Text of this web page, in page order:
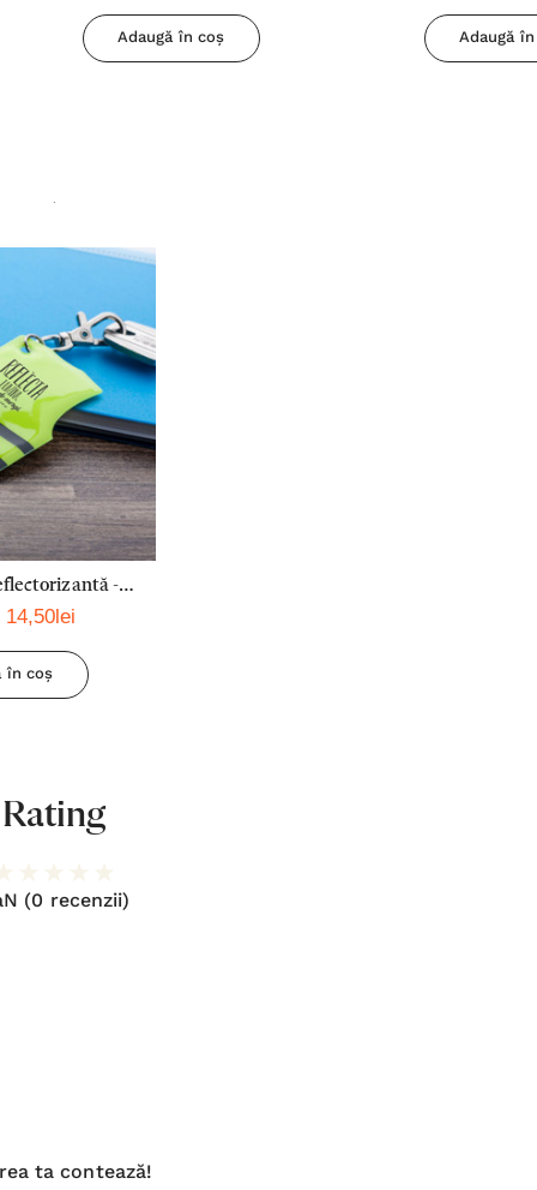
pentru decorare exterior rucsac)
Adaugă în coș Adaugă
-
mergi
14,50lei
în coș
Rating
(0 recenzii)
ta contează!